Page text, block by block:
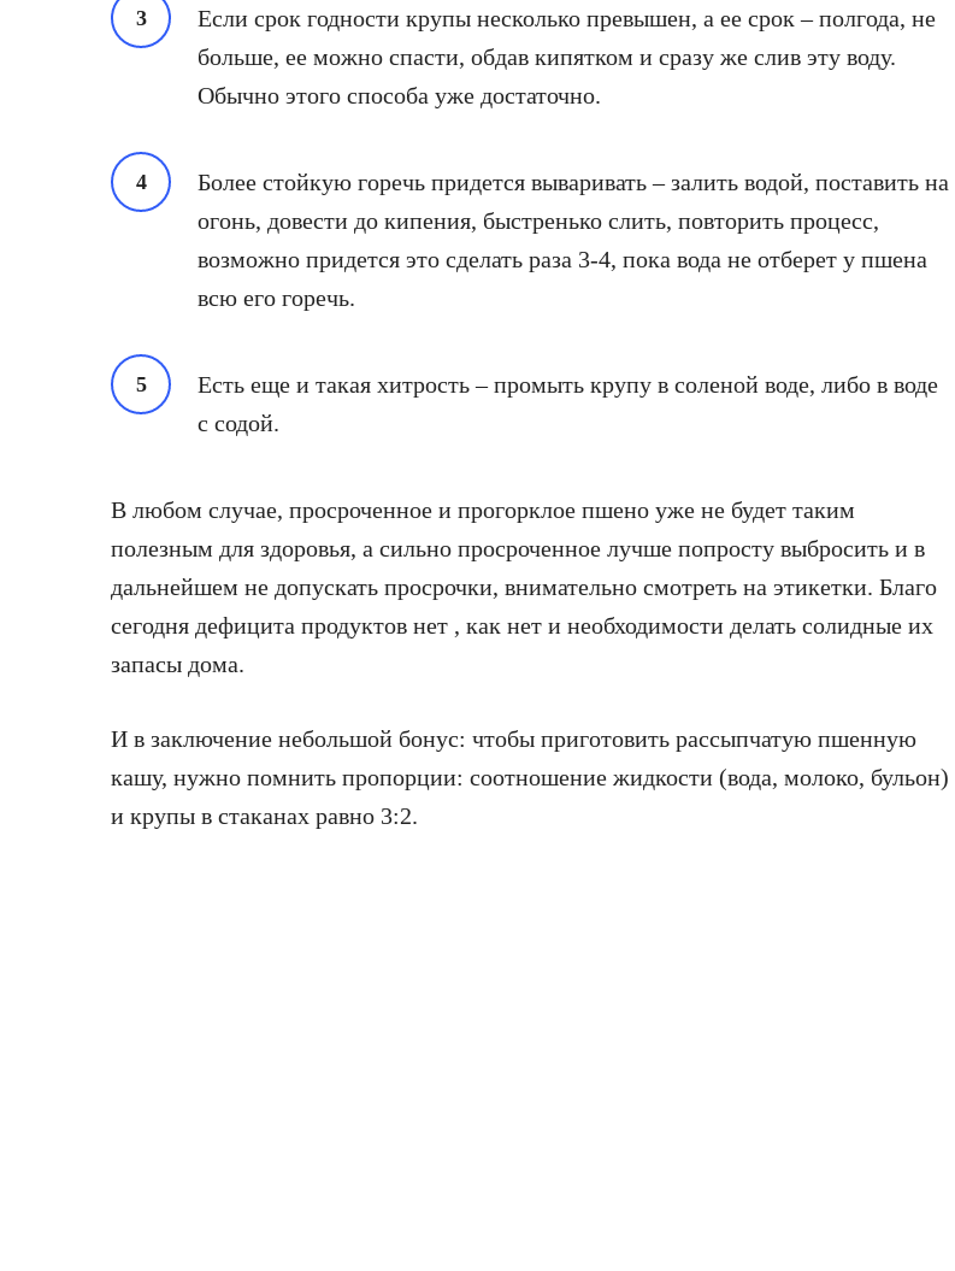
Если срок годности крупы несколько превышен, а ее срок – полгода, не
больше, ее можно спасти, обдав кипятком и сразу же слив эту воду.
Обычно этого способа уже достаточно.
Более стойкую горечь придется вываривать – залить водой, поставить на
огонь, довести до кипения, быстренько слить, повторить процесс,
возможно придется это сделать раза 3-4, пока вода не отберет у пшена
всю его горечь.
Есть еще и такая хитрость – промыть крупу в соленой воде, либо в воде
с содой.
В любом случае, просроченное и прогорклое пшено уже не будет таким
полезным для здоровья, а сильно просроченное лучше попросту выбросить и в
дальнейшем не допускать просрочки, внимательно смотреть на этикетки. Благо
сегодня дефицита продуктов нет , как нет и необходимости делать солидные их
запасы дома.
И в заключение небольшой бонус: чтобы приготовить рассыпчатую пшенную
кашу, нужно помнить пропорции: соотношение жидкости (вода, молоко, бульон)
и крупы в стаканах равно 3:2.